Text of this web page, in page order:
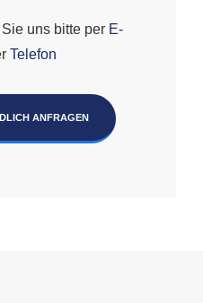
uns bitte per E-
Telefon
ANFRAGEN